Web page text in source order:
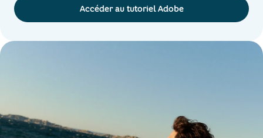
Accéder au tutoriel Adobe